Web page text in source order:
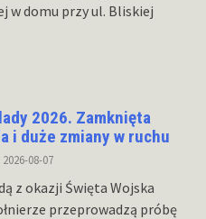
w domu przy ul. Bliskiej
2026. Zamknięta
i duże zmiany w ruchu
08-07
z okazji Święta Wojska
przeprowadzą próbę